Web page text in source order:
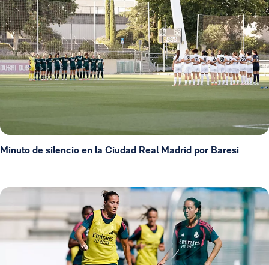
Minuto de silencio en la Ciudad Real Madrid por Baresi